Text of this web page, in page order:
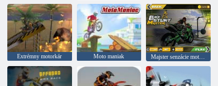
Extrémny motorkár Moto maniak Majster senzácie motocyklov